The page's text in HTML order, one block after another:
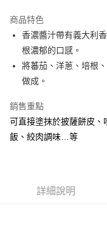
運送方式
• 付款後全家取貨
每筆NT$60，滿NT$699(
• 付款後7-11取貨
(請點開選項勾選)
每筆NT$250
商品特色
香濃醬汁帶有義大利
根濃郁的口感。
將蕃茄、洋蔥、培根
做成。
銷售重點
可直接塗抹於披薩餅皮
飯、絞肉調味…等
詳細說明